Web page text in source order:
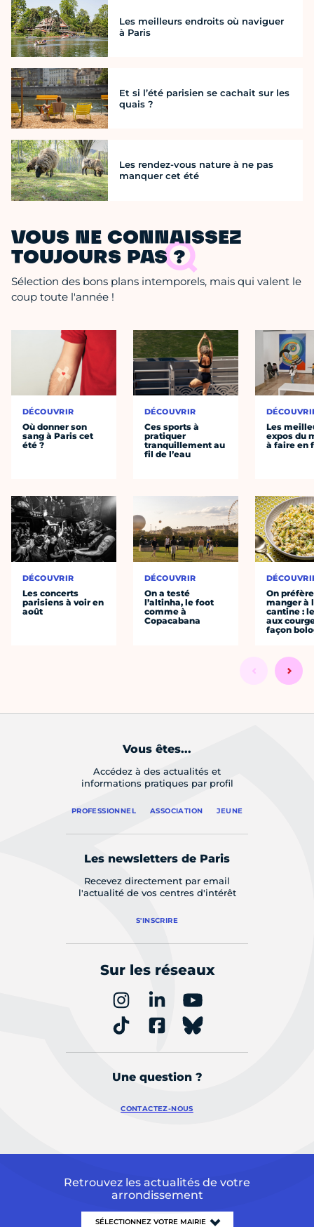
Les meilleurs endroits où naviguer
à Paris
Et si l’été parisien se cachait sur les
quais ?
Les rendez-vous nature à ne pas
manquer cet été
VOUS NE CONNAISSEZ
TOUJOURS PAS ?
Sélection des bons plans intemporels, mais qui valent le
coup toute l'année !
DÉCOUVRIR
Où donner son
sang à Paris cet
été ?
DÉCOUVRIR
Les concerts
parisiens à voir en
août
DÉCOUVRIR
Ces sports à
pratiquer
tranquillement au
fil de l’eau
DÉCOUVRIR
On a testé
l’altinha, le foot
comme à
Copacabana
Les
expos du
à faire en
On préfère
manger à
cantine :
aux
façon
Vous êtes...
Accédez à des actualités et
informations pratiques par profil
PROFESSIONNEL ASSOCIATION JEUNE
Les newsletters de Paris
Recevez directement par email
l'actualité de vos centres d'intérêt
S'INSCRIRE
Sur les réseaux
Une question ?
CONTACTEZ-NOUS
Retrouvez les actualités de votre
arrondissement